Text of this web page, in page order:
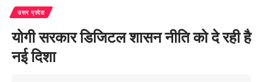
उत्तर प्रदेश
योगी सरकार डिजिटल शासन नीति को दे रही है
नई दिशा